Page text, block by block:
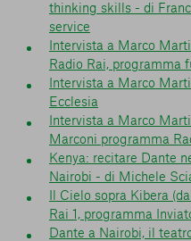
thinking skills - di
service
Intervista a Marco
Radio Rai, programma
Intervista a Marco
Ecclesia
Intervista a Marco
Marconi programma
Kenya: recitare Dante
Nairobi - di Michele
Il Cielo sopra Kibera
Rai 1, programma
Dante a Nairobi, il